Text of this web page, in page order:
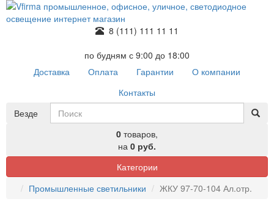
8 (111) 111 11 11
по будням с 9:00 до 18:00
Доставка
Оплата Гарантии
О компании
Контакты
Везде
0 товаров,
на 0 руб.
Категории
Промышленные светильники
ЖКУ 97-70-104 Ал.отр.